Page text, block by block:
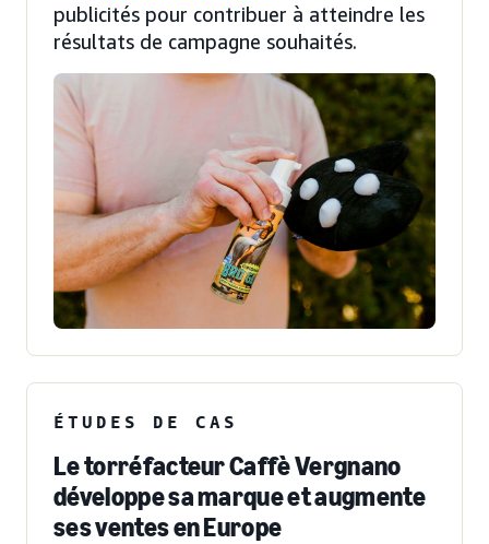
publicités pour contribuer à atteindre les
résultats de campagne souhaités.
ÉTUDES DE CAS
Le torréfacteur Caffè Vergnano
développe sa marque et augmente
ses ventes en Europe